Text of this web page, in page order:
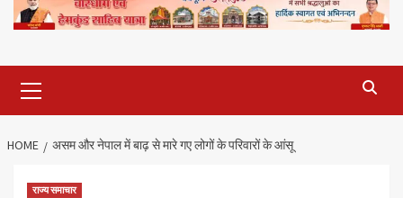
Menu
HOME असम और नेपाल में बाढ़ से मारे गए लोगों के परिवारों के आंसू
राज्य समाचार